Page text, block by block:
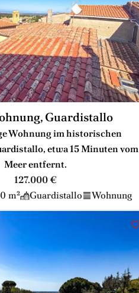
Guardistallo
Wohnung im historischen
etwa 15 Minuten vom
Meer entfernt.
127.000 €
m² Guardistallo Wohnung